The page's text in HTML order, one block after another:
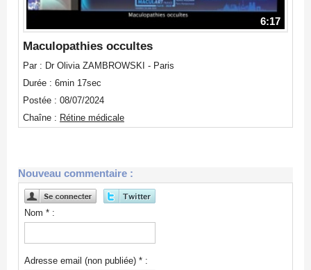
6:17
Maculopathies occultes
Par : Dr Olivia ZAMBROWSKI - Paris
Durée : 6min 17sec
Postée : 08/07/2024
Chaîne : Rétine médicale
Nouveau commentaire :
Nom * :
Adresse email (non publiée) * :